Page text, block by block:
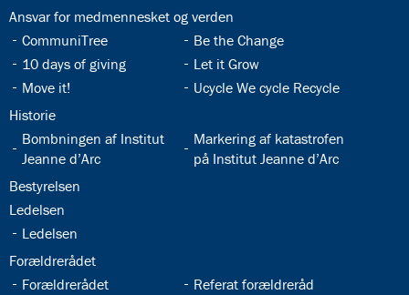
32.8:
Ansvar for medmennesket og verden
32.9:
CommuniTree 32.10:
Be the Change
32.11:
10 days of giving 32.12:
Let it Grow
32.13:
Move it! 32.14:
Ucycle We cycle Recycle
32.15:
Historie
32.16:
Bombningen af Institut
Jeanne d’Arc
32.17:
Markering af katastrofen
på Institut Jeanne d’Arc
32.18:
Bestyrelsen
32.19:
Ledelsen
32.20:
Ledelsen
32.21:
Forældrerådet
32.22:
Forældrerådet 32.23:
Referat forældreråd